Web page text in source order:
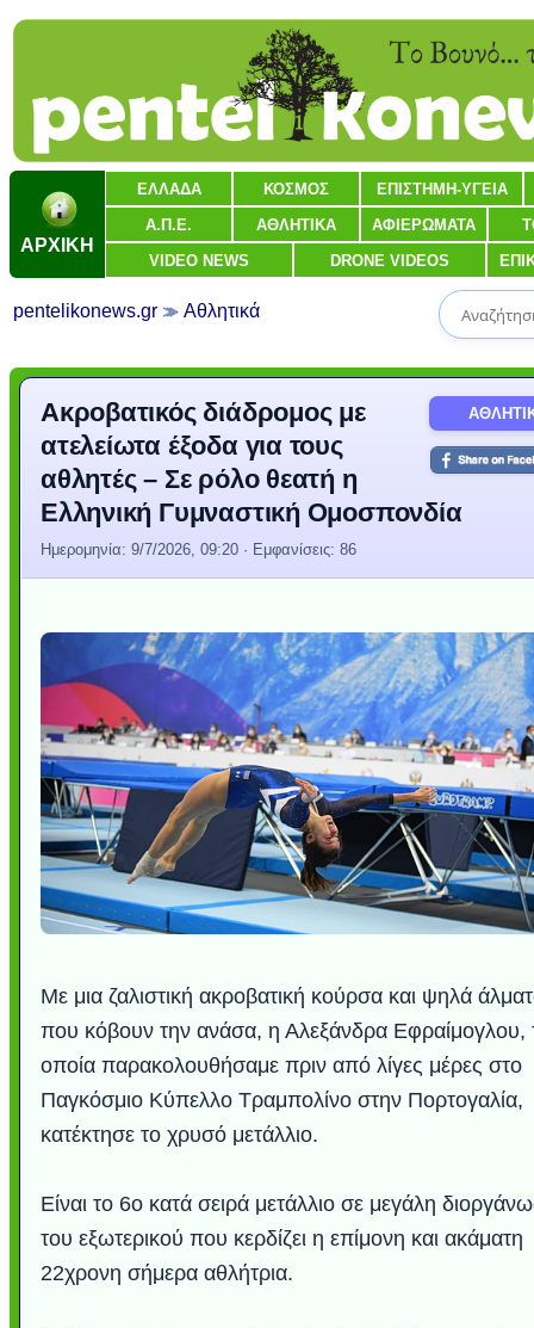
ΑΡΧΙΚΗ
ΕΛΛΑΔΑ ΚΟΣΜΟΣ ΕΠΙΣΤΗΜΗ-ΥΓΕΙΑ
Α.Π.Ε. ΑΘΛΗΤΙΚΑ ΑΦΙΕΡΩΜΑΤΑ
VIDEO NEWS DRONE VIDEOS
pentelikonews.gr Αθλητικά
Ακροβατικός διάδρομος με
ατελείωτα έξοδα για τους
αθλητές – Σε ρόλο θεατή η
Ελληνική Γυμναστική Ομοσπονδία
Ημερομηνία: 9/7/2026, 09:20 · Εμφανίσεις: 86
Με μια ζαλιστική ακροβατική κούρσα και ψηλά
που κόβουν την ανάσα, η Αλεξάνδρα Εφραίμογλου,
οποία παρακολουθήσαμε πριν από λίγες μέρες στο
Παγκόσμιο Κύπελλο Τραμπολίνο στην Πορτογαλία,
κατέκτησε το χρυσό μετάλλιο.
Είναι το 6ο κατά σειρά μετάλλιο σε μεγάλη
του εξωτερικού που κερδίζει η επίμονη και ακάματη
22χρονη σήμερα αθλήτρια.